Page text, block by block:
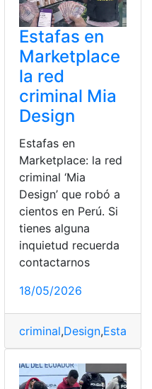
Robo,Robos,VAR
Estafas en
Marketplace
la red
criminal Mia
Design
Estafas en
Marketplace: la red
criminal ‘Mia
Design’ que robó a
cientos en Perú. Si
tienes alguna
inquietud recuerda
contactarnos
18/05/2026
criminal,Design,Estafas